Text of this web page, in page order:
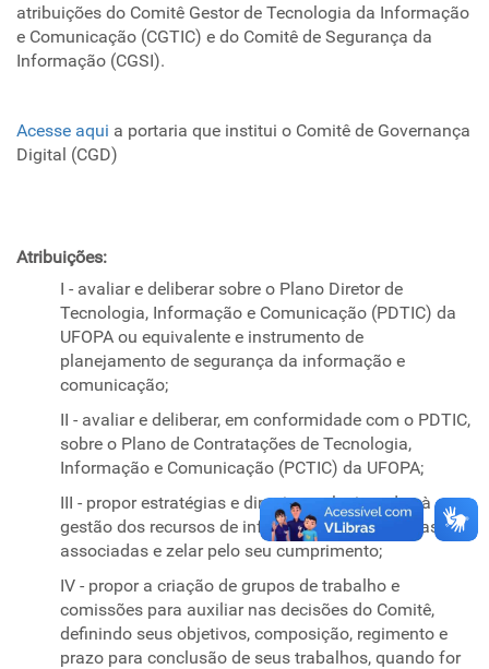
atribuições do Comitê Gestor de Tecnologia da Informação
e Comunicação (CGTIC) e do Comitê de Segurança da
Informação (CGSI).
Acesse aqui a portaria que institui o Comitê de Governança
Digital (CGD)
Atribuições:
I - avaliar e deliberar sobre o Plano Diretor de
Tecnologia, Informação e Comunicação (PDTIC) da
UFOPA ou equivalente e instrumento de
planejamento de segurança da informação e
comunicação;
II - avaliar e deliberar, em conformidade com o PDTIC,
sobre o Plano de Contratações de Tecnologia,
Informação e Comunicação (PCTIC) da UFOPA;
III - propor estratégias e diretrizes relacionadas à
gestão dos recursos de informação e tecnologias
associadas e zelar pelo seu cumprimento;
IV - propor a criação de grupos de trabalho e
comissões para auxiliar nas decisões do Comitê,
definindo seus objetivos, composição, regimento e
prazo para conclusão de seus trabalhos, quando for